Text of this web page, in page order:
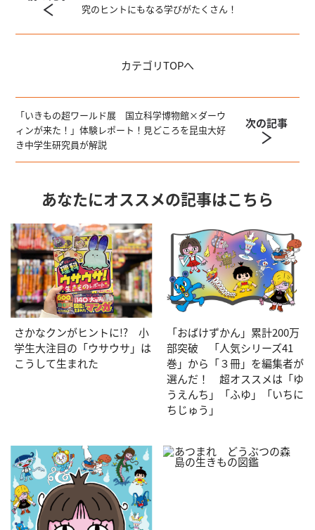
究のヒントにもなる学びがたくさん！
カテゴリTOPへ
「いきもの超ワールド展 国立科学博物館×ダーウ
ィンが来た！」体験レポート！見どころを昆虫大好
き中学生研究員が解説
次の記事
あなたにオススメの記事はこちら
さかなクンがヒントに!? 小
学生大注目の「ウサウサ」は
こうして生まれた
「おばけずかん」累計200万
部突破 「人気シリーズ41
巻」から「３冊」を編集者が
選んだ！ 超オススメは「ゆ
うえんち」「ふゆ」「いちに
ちじゅう」